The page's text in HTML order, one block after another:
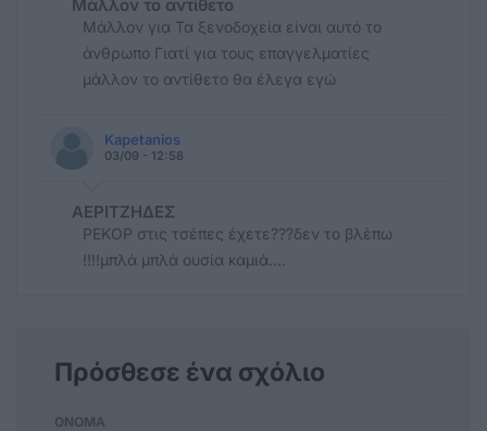
Μάλλον το αντίθετο
Μάλλον για Τα ξενοδοχεία είναι αυτό το
άνθρωπο Γιατί για τους επαγγελματίες
μάλλον το αντίθετο θα έλεγα εγώ
Kapetanios
03/09 - 12:58
ΑΕΡΙΤΖΗΔΕΣ
ΡΕΚΟΡ στις τσέπες έχετε???δεν το βλέπω
!!!!μπλά μπλά ουσία καμιά....
Πρόσθεσε ένα σχόλιο
ΟΝΟΜΑ